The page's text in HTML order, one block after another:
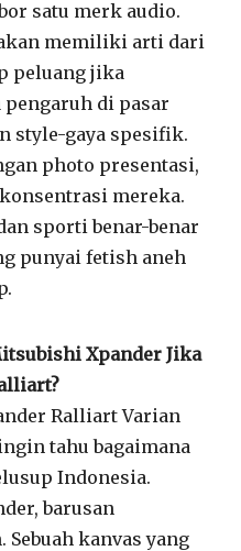
satu merk audio.
memiliki arti dari
peluang jika
di pasar
style-gaya spesifik.
photo presentasi,
mereka.
sporti benar-benar
punyai fetish aneh
Xpander Jika
Ralliart Varian
tahu bagaimana
Indonesia.
barusan
kanvas yang